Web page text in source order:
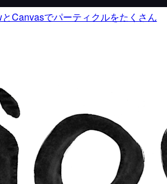
Canvasでパーティクルをたくさん